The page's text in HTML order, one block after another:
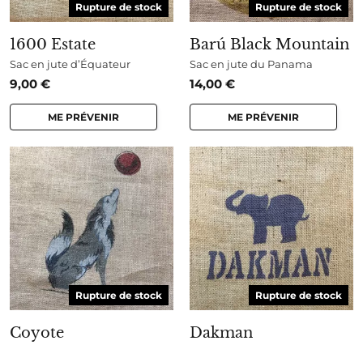
Rupture de stock
1600 Estate
Sac en jute d’Équateur
9,00 €
ME PRÉVENIR
Rupture de stock
Barú Black Mountain
Sac en jute du Panama
14,00 €
ME PRÉVENIR
Rupture de stock
Coyote
Rupture de stock
Dakman